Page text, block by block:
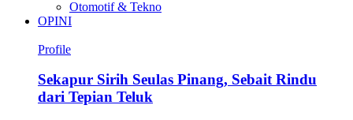
Otomotif & Tekno
OPINI
Profile
Sekapur Sirih Seulas Pinang, Sebait Rindu
dari Tepian Teluk